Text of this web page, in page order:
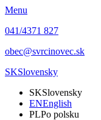
Menu
041/4371 827
obec@svrcinovec.sk
SKSlovensky
SKSlovensky
ENEnglish
PLPo polsku